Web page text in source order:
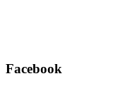
Facebook